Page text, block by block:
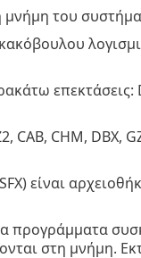
μνήμη του
επεκτάσεις:
CHM, DBX,
είναι
προγράμματα
στη μνήμη.